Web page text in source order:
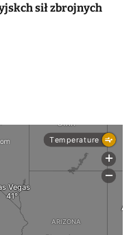
sił zbrojnych